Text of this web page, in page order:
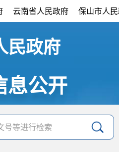
云南省人民政府 保山市人
民政府
息公开